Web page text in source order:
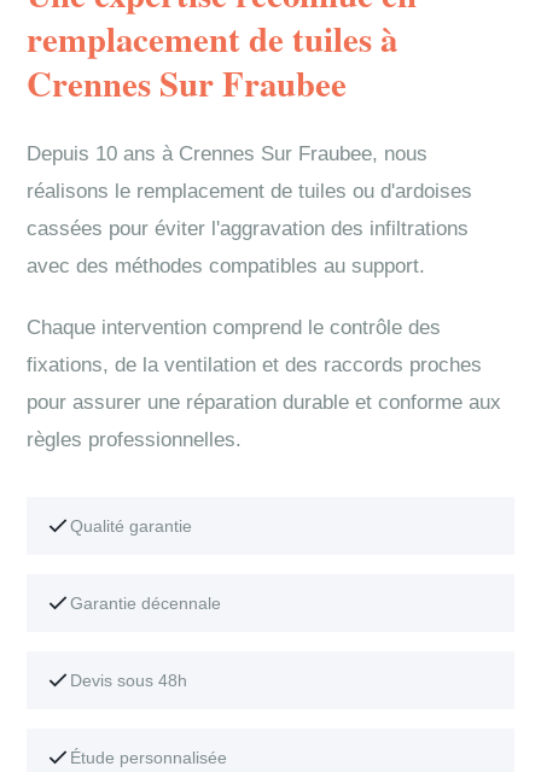
remplacement de tuiles à
Crennes Sur Fraubee
Depuis 10 ans à Crennes Sur Fraubee, nous
réalisons le remplacement de tuiles ou d'ardoises
cassées pour éviter l'aggravation des infiltrations
avec des méthodes compatibles au support.
Chaque intervention comprend le contrôle des
fixations, de la ventilation et des raccords proches
pour assurer une réparation durable et conforme aux
règles professionnelles.
Qualité garantie
Garantie décennale
Devis sous 48h
Étude personnalisée